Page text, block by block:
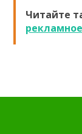
Читайте